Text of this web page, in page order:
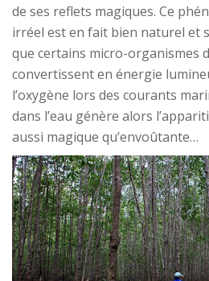
de ses reflets magiques. Ce
irréel est en fait bien naturel et
que certains micro-organismes
convertissent en énergie
l’oxygène lors des courants
dans l’eau génère alors
aussi magique qu’envoûtante…